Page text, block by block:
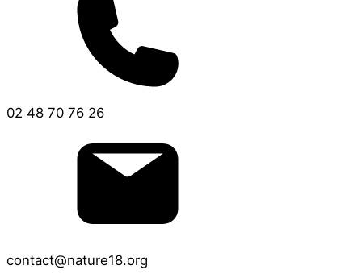
02 48 70 76 26
contact@nature18.org